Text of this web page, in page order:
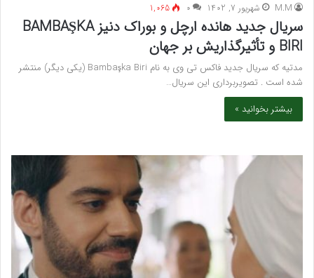
M.M شهریور 7, 1402 ۰ 1,065
سریال جدید هانده ارچل و بوراک دنیز BAMBAŞKA
BIRI و تأثیرگذاریش بر جهان
مدتیه که سریال جدید فاکس تی وی به نام Bambaşka Biri (یکی دیگر) منتشر
شده است . تصویربرداری این سریال…
بیشتر بخوانید »